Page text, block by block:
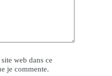
web dans ce
je commente.